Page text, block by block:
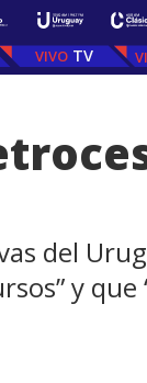
TV
del
y